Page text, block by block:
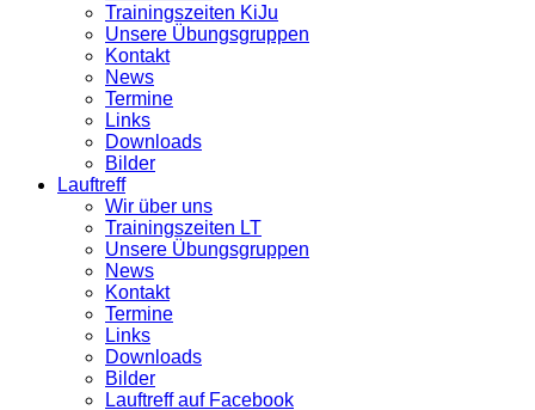
Trainingszeiten KiJu
Unsere Übungsgruppen
Kontakt
News
Termine
Links
Downloads
Bilder
Lauftreff
Wir über uns
Trainingszeiten LT
Unsere Übungsgruppen
News
Kontakt
Termine
Links
Downloads
Bilder
Lauftreff auf Facebook